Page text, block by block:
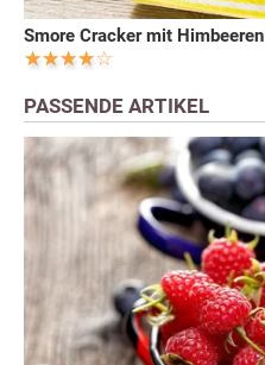
Smore Cracker mit Himbeeren
PASSENDE ARTIKEL